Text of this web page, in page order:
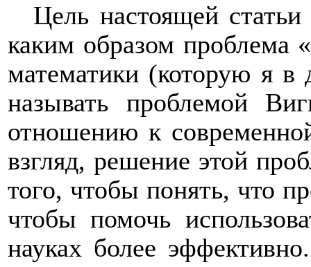
Цель настоящей
каким образом проблема
математики (которую я в
называть проблемой
отношению к
взгляд, решение этой
того, чтобы понять, что
чтобы помочь
науках более